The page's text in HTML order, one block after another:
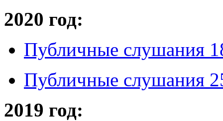
2020 год:
Публичные слушания
Публичные слушания
2019 год: